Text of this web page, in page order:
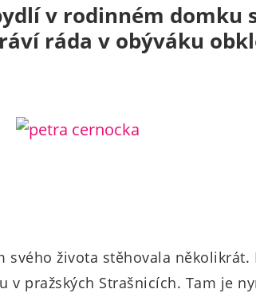
v rodinném domku
ráda v obýváku
svého života stěhovala několikrát.
v pražských Strašnicích. Tam je